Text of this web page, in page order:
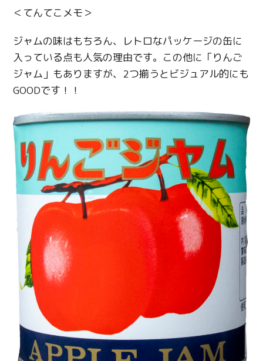
＜てんてこメモ＞
ジャムの味はもちろん、レトロなパッケージの缶に
入っている点も人気の理由です。この他に「りんご
ジャム」もありますが、2つ揃うとビジュアル的にも
GOODです！！